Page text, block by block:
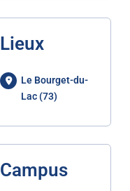
Lieux
Le Bourget-du-
Lac (73)
Campus